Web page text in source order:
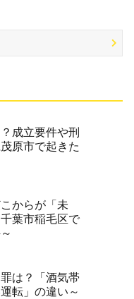
成立要件や刑
原市で起きた
からが「未
葉市稲毛区で
は？「酒気帯
転」の違い～